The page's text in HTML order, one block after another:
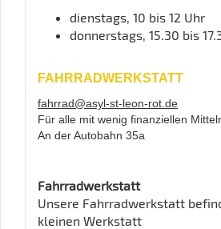
dienstags, 10 bis 12 Uhr
donnerstags, 15.30 bis
FAHRRADWERKSTATT
fahrrad@asyl-st-leon-rot.de
Für alle mit wenig finanziellen
An der Autobahn 35a
Fahrradwerkstatt
Unsere Fahrradwerkstatt
kleinen Werkstatt